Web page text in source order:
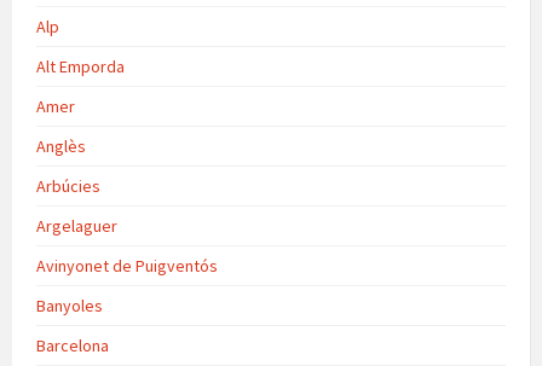
Alp
Alt Emporda
Amer
Anglès
Arbúcies
Argelaguer
Avinyonet de Puigventós
Banyoles
Barcelona